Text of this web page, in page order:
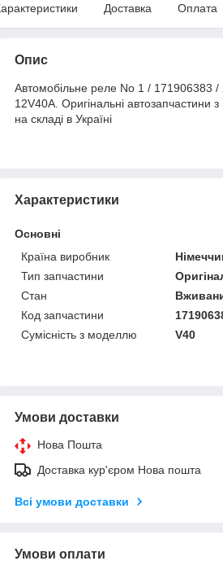
Доставка Оплата
Опис
Автомобільне реле No 1 / 171906383 /
12V40A. Оригінальні автозапчастини
на складі в Україні
Характеристики
Основні
Країна виробник
Тип запчастини
Стан
Код запчастини
Сумісність з моделлю
V40
Умови доставки
Нова Пошта
Доставка кур'єром Нова пошта
Всі умови доставки
Умови оплати